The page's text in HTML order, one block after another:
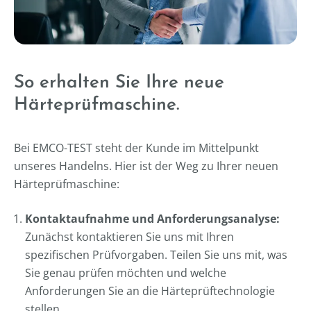
So erhalten Sie Ihre neue
Härteprüfmaschine.
Bei EMCO-TEST steht der Kunde im Mittelpunkt
unseres Handelns. Hier ist der Weg zu Ihrer neuen
Härteprüfmaschine:
Kontaktaufnahme und Anforderungsanalyse:
Zunächst kontaktieren Sie uns mit Ihren
spezifischen Prüfvorgaben. Teilen Sie uns mit, was
Sie genau prüfen möchten und welche
Anforderungen Sie an die Härteprüftechnologie